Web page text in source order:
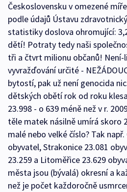
Československu v omezené
podle údajů Ústavu
statistiky doslova ohromující:
dětí! Potraty tedy naši
tři a čtvrt milionu občanů!
vyvražďování určité -
bytostí, pak už není genocida
dětských obětí rok od roku
23.998 - o 639 méně než v r.
těle matek násilně umírá skoro
malé nebo velké číslo? Tak
obyvatel, Strakonice 23.081
23.259 a Litoměřice 23.629
města jsou (bývalá) okresní a
než je počet každoročně